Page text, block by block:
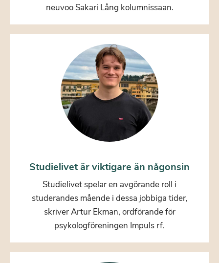
neuvoo Sakari Lång kolumnissaan.
Studielivet är viktigare än någonsin
Studielivet spelar en avgörande roll i
studerandes mående i dessa jobbiga tider,
skriver Artur Ekman, ordförande för
psykologföreningen Impuls rf.